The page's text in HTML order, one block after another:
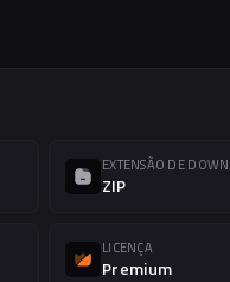
EXTENSÃO DE
ZIP
LICENÇA
Premium